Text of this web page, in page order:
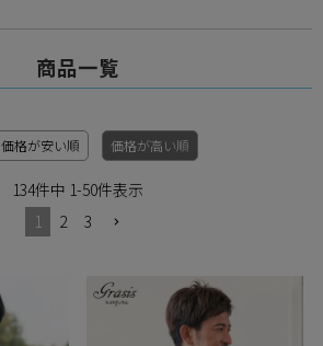
商品一覧
価格が安い順 価格が高い順
134件中 1-50件表示
1
2 3